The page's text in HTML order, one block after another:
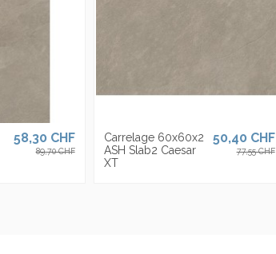
58,30 CHF
89,70 CHF
Carrelage 60x60x2
ASH Slab2 Caesar
XT
50,40 CHF
77,55 CHF